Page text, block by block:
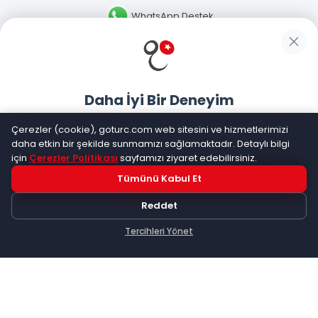
WhatsApp Destek
Güvenliğiniz
Sosyal Medya
Mobil Uygulamalarımız
©2026Goturc – Her Zaman Daha İyisi Vardır
Daha İyi Bir Deneyim
Goturc mobil uygulamasıyla daha hızlı ve kolay alışveriş
yapın
Hemen Dene!
Uygulama yüklüyse açılacak, değilseGoogle Play'e
yönlendirileceksiniz
Çerezler (cookie), goturc.com web sitesini ve hizmetlerimizi
daha etkin bir şekilde sunmamızı sağlamaktadır. Detaylı bilgi
için Çerezler Politikası sayfamızı ziyaret edebilirsiniz.
Tümünü Kabul Et
Reddet
Tercihleri Yönet